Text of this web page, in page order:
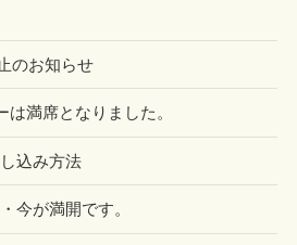
のお知らせ
満席となりました。
込み方法
今が満開です。